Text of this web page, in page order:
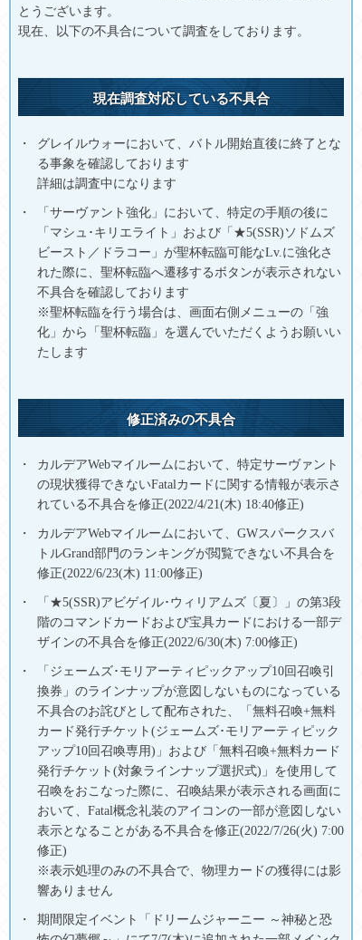
とうございます。
現在、以下の不具合について調査をしております。
現在調査対応している不具合
グレイルウォーにおいて、バトル開始直後に終了とな
る事象を確認しております
詳細は調査中になります
「サーヴァント強化」において、特定の手順の後に
「マシュ･キリエライト」および「★5(SSR)ソドムズ
ビースト／ドラコー」が聖杯転臨可能なLv.に強化さ
れた際に、聖杯転臨へ遷移するボタンが表示されない
不具合を確認しております
※聖杯転臨を行う場合は、画面右側メニューの「強
化」から「聖杯転臨」を選んでいただくようお願いい
たします
修正済みの不具合
カルデアWebマイルームにおいて、特定サーヴァント
の現状獲得できないFatalカードに関する情報が表示さ
れている不具合を修正(2022/4/21(木) 18:40修正)
カルデアWebマイルームにおいて、GWスパークスバ
トルGrand部門のランキングが閲覧できない不具合を
修正(2022/6/23(木) 11:00修正)
「★5(SSR)アビゲイル･ウィリアムズ〔夏〕」の第3段
階のコマンドカードおよび宝具カードにおける一部デ
ザインの不具合を修正(2022/6/30(木) 7:00修正)
「ジェームズ･モリアーティピックアップ10回召喚引
換券」のラインナップが意図しないものになっている
不具合のお詫びとして配布された、「無料召喚+無料
カード発行チケット(ジェームズ･モリアーティピック
アップ10回召喚専用)」および「無料召喚+無料カード
発行チケット(対象ラインナップ選択式)」を使用して
召喚をおこなった際に、召喚結果が表示される画面に
おいて、Fatal概念礼装のアイコンの一部が意図しない
表示となることがある不具合を修正(2022/7/26(火) 7:00
修正)
※表示処理のみの不具合で、物理カードの獲得には影
響ありません
期間限定イベント「ドリームジャーニー ～神秘と恐